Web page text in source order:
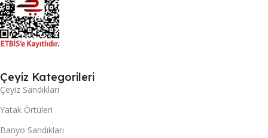
Çeyiz Kategorileri
Çeyiz Sandıkları
Yatak Örtüleri
Banyo Sandıkları